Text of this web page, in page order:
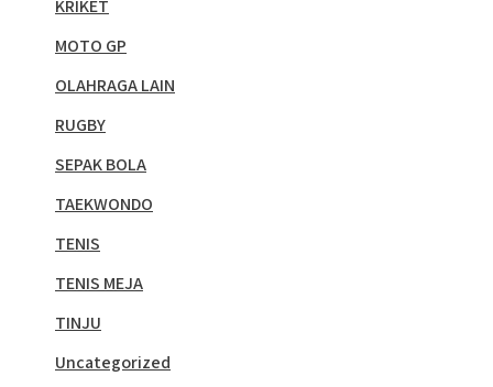
KRIKET
MOTO GP
OLAHRAGA LAIN
RUGBY
SEPAK BOLA
TAEKWONDO
TENIS
TENIS MEJA
TINJU
Uncategorized